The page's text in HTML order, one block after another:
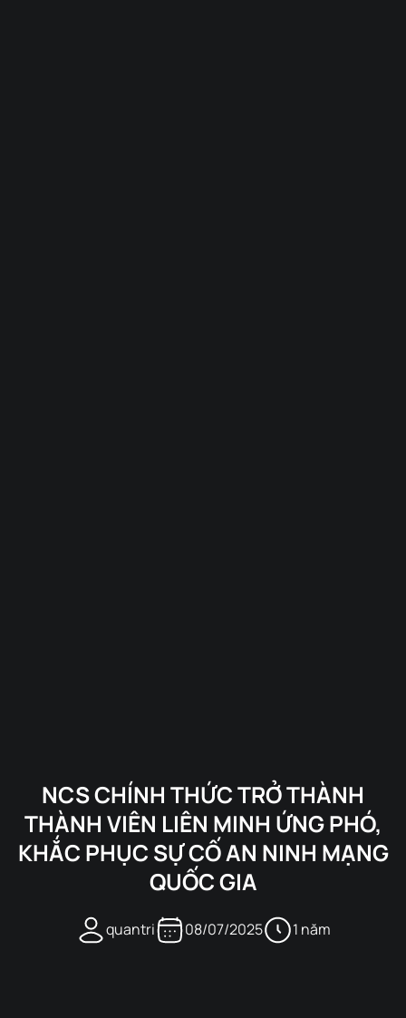
NCS CHÍNH THỨC TRỞ THÀNH
THÀNH VIÊN LIÊN MINH ỨNG PHÓ,
KHẮC PHỤC SỰ CỐ AN NINH MẠNG
QUỐC GIA
quantri 08/07/2025 1 năm